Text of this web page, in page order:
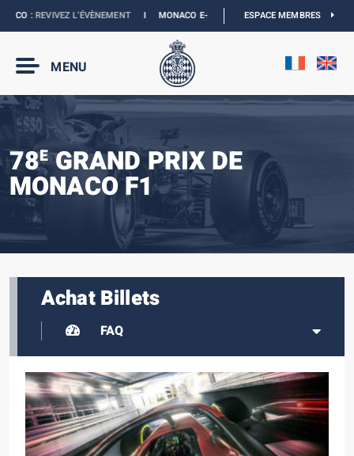
:REVIVEZ L’ÉVÈNEMENTI MONACO E-PRIX 2027 :LES DATES SONT
ESPACE MEMBRES
MENU
78EGRAND PRIX DE
MONACO F1
Achat Billets
FAQ